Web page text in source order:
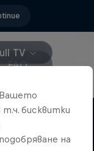
TV
FAQ
Вашето
бисквитки
на